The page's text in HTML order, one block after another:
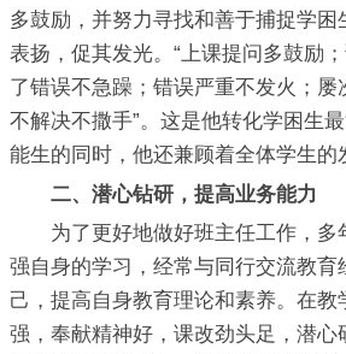
多鼓励，并努力寻找和善于捕捉学困
表扬，促其发光。“上课提问多鼓励
了错误不急躁；错误严重不发火；屡
不解决不撒手”。这是他转化学困生
能生的同时，他还兼顾着全体学生的
二、潜心钻研，提高业务能力
为了更好地做好班主任工作，多
强自身的学习，经常与同行交流教育
己，提高自身教育理论和素养。在教
强，奉献精神好，课改劲头足，潜心